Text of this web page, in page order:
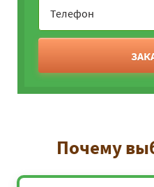
Почему